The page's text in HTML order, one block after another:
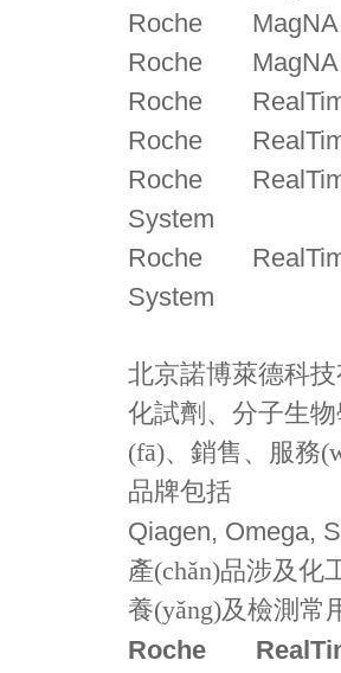
Roche MagNA
Roche MagNA
Roche
Roche
Roche RealTime
System
Roche RealTime
System
北京諾博萊德科技
化試劑、分子
(fā)、銷售、服務
品牌包括
Qiagen, Omega,
產(chǎn)品涉及化
養(yǎng)及檢測常
Roche